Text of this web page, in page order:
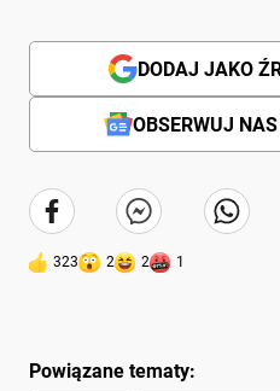
DODAJ JAKO
OBSERWUJ
323 2 2 1
Powiązane tematy: